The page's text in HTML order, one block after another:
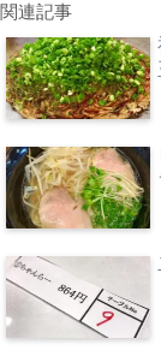
関連記事